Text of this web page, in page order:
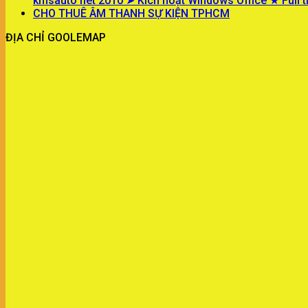
CHO THUÊ ÂM THANH SỰ KIỆN TPHCM
ĐỊA CHỈ GOOLEMAP